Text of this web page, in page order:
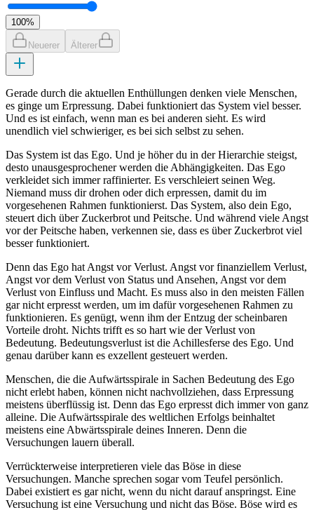
100%
Neuerer Älterer
Gerade durch die aktuellen Enthüllungen denken viele Menschen,
es ginge um Erpressung. Dabei funktioniert das System viel besser.
Und es ist einfach, wenn man es bei anderen sieht. Es wird
unendlich viel schwieriger, es bei sich selbst zu sehen.
Das System ist das Ego. Und je höher du in der Hierarchie steigst,
desto unausgesprochener werden die Abhängigkeiten. Das Ego
verkleidet sich immer raffinierter. Es verschleiert seinen Weg.
Niemand muss dir drohen oder dich erpressen, damit du im
vorgesehenen Rahmen funktionierst. Das System, also dein Ego,
steuert dich über Zuckerbrot und Peitsche. Und während viele Angst
vor der Peitsche haben, verkennen sie, dass es über Zuckerbrot viel
besser funktioniert.
Denn das Ego hat Angst vor Verlust. Angst vor finanziellem Verlust,
Angst vor dem Verlust von Status und Ansehen, Angst vor dem
Verlust von Einfluss und Macht. Es muss also in den meisten Fällen
gar nicht erpresst werden, um im dafür vorgesehenen Rahmen zu
funktionieren. Es genügt, wenn ihm der Entzug der scheinbaren
Vorteile droht. Nichts trifft es so hart wie der Verlust von
Bedeutung. Bedeutungsverlust ist die Achillesferse des Ego. Und
genau darüber kann es exzellent gesteuert werden.
Menschen, die die Aufwärtsspirale in Sachen Bedeutung des Ego
nicht erlebt haben, können nicht nachvollziehen, dass Erpressung
meistens überflüssig ist. Denn das Ego erpresst dich immer von ganz
alleine. Die Aufwärtsspirale des weltlichen Erfolgs beinhaltet
meistens eine Abwärtsspirale deines Inneren. Denn die
Versuchungen lauern überall.
Verrückterweise interpretieren viele das Böse in diese
Versuchungen. Manche sprechen sogar vom Teufel persönlich.
Dabei existiert es gar nicht, wenn du nicht darauf anspringst. Eine
Versuchung ist eine Versuchung und nicht das Böse. Böse wird es